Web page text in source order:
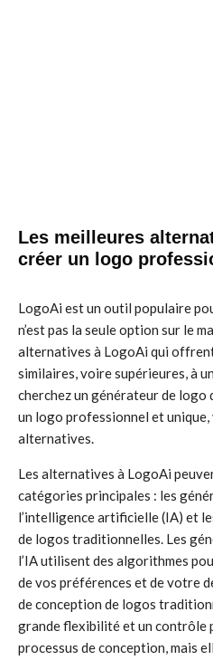
Les meilleures
créer un logo
LogoAi est un outil populaire
n’est pas la seule option sur le
alternatives à LogoAi qui
similaires, voire supérieures, à
cherchez un générateur de
un logo professionnel et
alternatives.
Les alternatives à LogoAi
catégories principales : les
l’intelligence artificielle (IA) et
de logos traditionnelles. Les
l’IA utilisent des algorithmes
de vos préférences et de votre
de conception de logos
grande flexibilité et un contrôle
processus de conception, mais